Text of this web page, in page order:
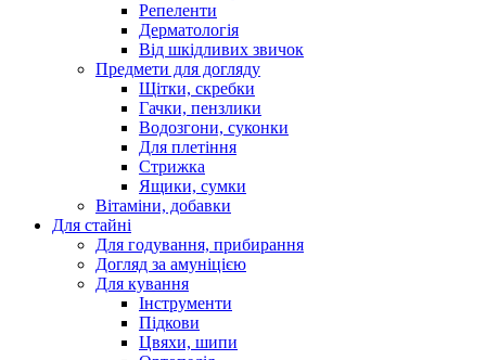
Репеленти
Дерматологія
Від шкідливих звичок
Предмети для догляду
Щітки, скребки
Гачки, пензлики
Водозгони, суконки
Для плетіння
Стрижка
Ящики, сумки
Вітаміни, добавки
Для стайні
Для годування, прибирання
Догляд за амуніцією
Для кування
Інструменти
Підкови
Цвяхи, шипи